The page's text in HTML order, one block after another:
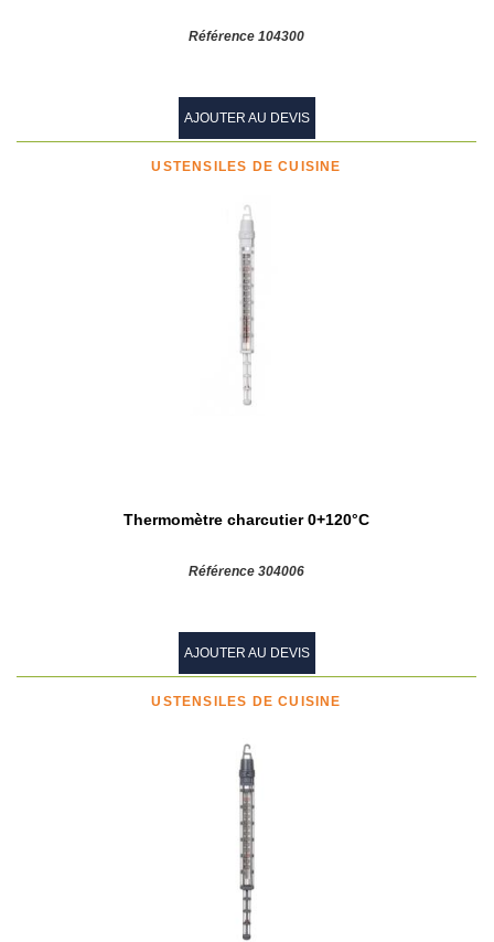
Référence 104300
AJOUTER AU DEVIS
USTENSILES DE CUISINE
Thermomètre charcutier 0+120°C
Référence 304006
AJOUTER AU DEVIS
USTENSILES DE CUISINE